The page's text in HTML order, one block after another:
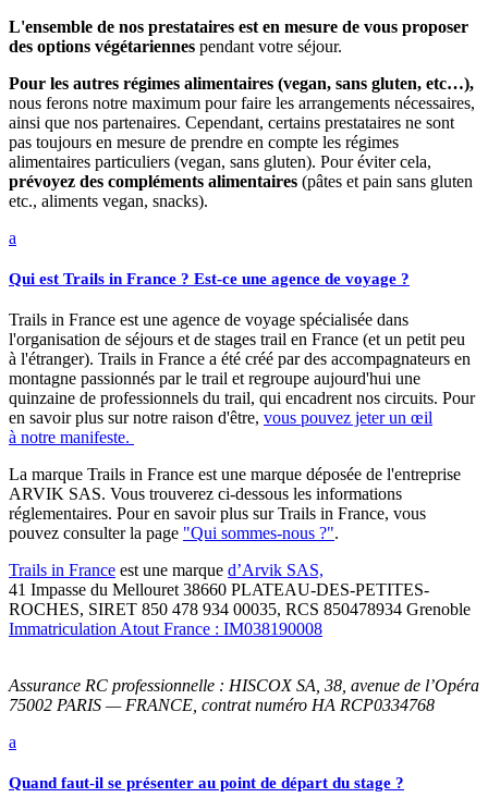
L'ensemble de nos prestataires est en mesure de vous proposer
des options végétariennes pendant votre séjour.
Pour les autres régimes alimentaires (vegan, sans gluten, etc…),
nous ferons notre maximum pour faire les arrangements nécessaires,
ainsi que nos partenaires. Cependant, certains prestataires ne sont
pas toujours en mesure de prendre en compte les régimes
alimentaires particuliers (vegan, sans gluten). Pour éviter cela,
prévoyez des compléments alimentaires (pâtes et pain sans gluten
etc., aliments vegan, snacks).
a
Qui est Trails in France ? Est-ce une agence de voyage ?
Trails in France est une agence de voyage spécialisée dans
l'organisation de séjours et de stages trail en France (et un petit peu
à l'étranger). Trails in France a été créé par des accompagnateurs en
montagne passionnés par le trail et regroupe aujourd'hui une
quinzaine de professionnels du trail, qui encadrent nos circuits. Pour
en savoir plus sur notre raison d'être, vous pouvez jeter un œil
à notre manifeste.
La marque Trails in France est une marque déposée de l'entreprise
ARVIK SAS. Vous trouverez ci-dessous les informations
réglementaires. Pour en savoir plus sur Trails in France, vous
pouvez consulter la page "Qui sommes-nous ?".
Trails in France est une marque d’Arvik SAS,
41 Impasse du Mellouret 38660 PLATEAU-DES-PETITES-
ROCHES, SIRET 850 478 934 00035, RCS 850478934 Grenoble
Immatriculation Atout France : IM038190008
Assurance RC professionnelle : HISCOX SA, 38, avenue de l’Opéra
75002 PARIS — FRANCE, contrat numéro HA RCP0334768
a
Quand faut-il se présenter au point de départ du stage ?